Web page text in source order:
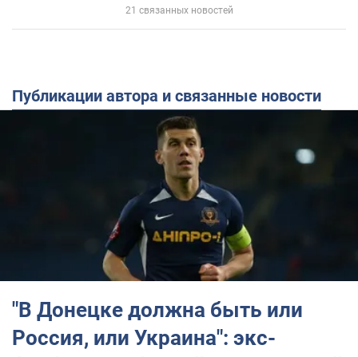
21 связанных новостей
Публикации автора и связанные новости
"В Донецке должна быть или
Россия, или Украина": экс-